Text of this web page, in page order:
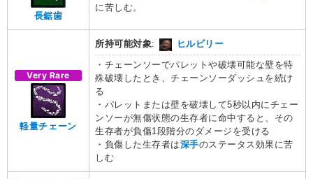
長鋸歯
に苦しむ。
Very Rare
軽量チェーン
所持可能対象:
ヒルビリー
・チェーンソーでパレットや破壊可能な壁を特
殊破壊したとき、チェーンソーダッシュを続け
る
・パレットまたは壁を破壊して5秒以内にチェー
ンソーが無傷状態の生存者に命中すると、その
生存者が負傷1段階分のダメージを受ける
・負傷した生存者は深手のステータス効果に苦
しむ